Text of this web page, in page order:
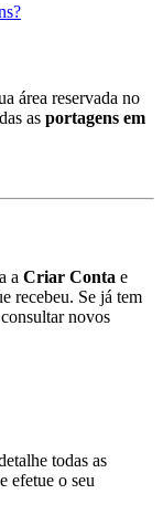
área reservada no
as portagens em
a Criar Conta e
recebeu. Se já tem
novos
todas as
efetue o seu